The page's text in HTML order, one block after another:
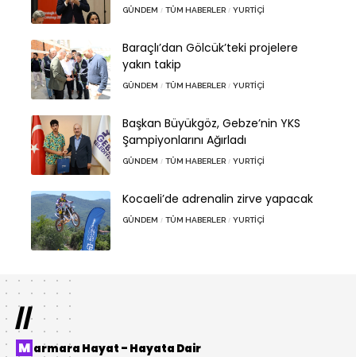
GÜNDEM TÜM HABERLER YURTIÇI
Baraçlı’dan Gölcük’teki projelere
yakın takip
GÜNDEM TÜM HABERLER YURTIÇI
Başkan Büyükgöz, Gebze’nin YKS
Şampiyonlarını Ağırladı
GÜNDEM TÜM HABERLER YURTIÇI
Kocaeli’de adrenalin zirve yapacak
GÜNDEM TÜM HABERLER YURTIÇI
//
Marmara Hayat – Hayata Dair